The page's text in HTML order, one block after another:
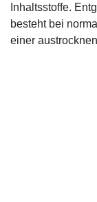
Inhaltsstoffe.
besteht bei
einer